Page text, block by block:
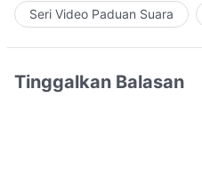
Seri Video Paduan Suara
Tinggalkan Balasan